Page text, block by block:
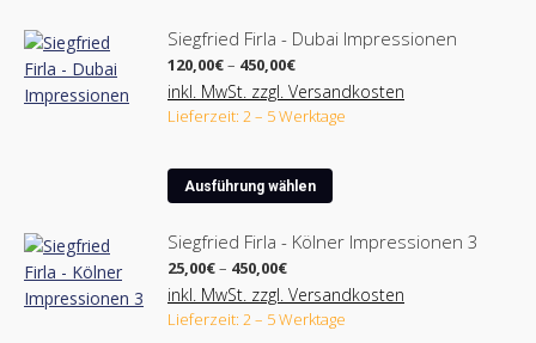
Siegfried Firla - Dubai Impressionen
120,00€– 450,00€Preisspanne:
120,00€
bis
450,00€
inkl. MwSt. zzgl. Versandkosten
Lieferzeit: 2 – 5 Werktage
Ausführung wählen
Dieses
Produkt
weist
mehrere
Varianten
auf.
Siegfried Firla - Kölner Impressionen 3
25,00€– 450,00€Preisspanne:
25,00€
bis
450,00€
inkl. MwSt. zzgl. Versandkosten
Lieferzeit: 2 – 5 Werktage